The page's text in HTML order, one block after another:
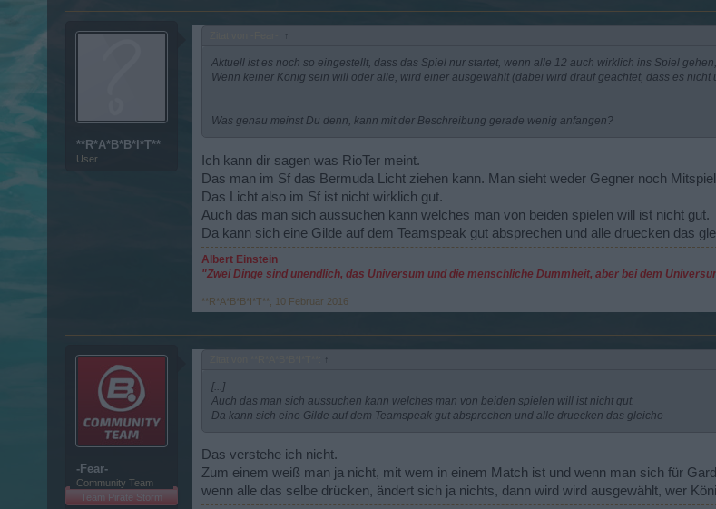
**R*A*B*B*I*T**
User
↑
Aktuell ist es noch so eingestellt, dass das Spiel nur startet, wenn alle 12 auch wirklich ins Spiel
Wenn keiner König sein will oder alle, wird einer ausgewählt (dabei wird drauf geachtet, dass es nicht
Was genau meinst Du denn, kann mit der Beschreibung gerade wenig anfangen?
Ich kann dir sagen was RioTer meint.
Das man im Sf das Bermuda Licht ziehen kann. Man sieht weder Gegner noch
Das Licht also im Sf ist nicht wirklich gut.
Auch das man sich aussuchen kann welches man von beiden spielen will ist nicht gut.
Da kann sich eine Gilde auf dem Teamspeak gut absprechen und alle druecken das
Albert Einstein
"Zwei Dinge sind unendlich, das Universum und die menschliche Dummheit, aber bei dem
**R*A*B*B*I*T** 10 Februar 2016
-Fear-
Community Team
Team Pirate Storm
↑
[...]
Auch das man sich aussuchen kann welches man von beiden spielen will ist nicht gut.
Da kann sich eine Gilde auf dem Teamspeak gut absprechen und alle druecken das gleiche
Das verstehe ich nicht.
Zum einem weiß man ja nicht, mit wem in einem Match ist und wenn man sich für
wenn alle das selbe drücken, ändert sich ja nichts, dann wird wird ausgewählt, wer